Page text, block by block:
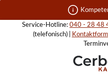
Zum Hauptinhalt springen
Service-Hotline: 040 - 28 48
(telefonisch) |